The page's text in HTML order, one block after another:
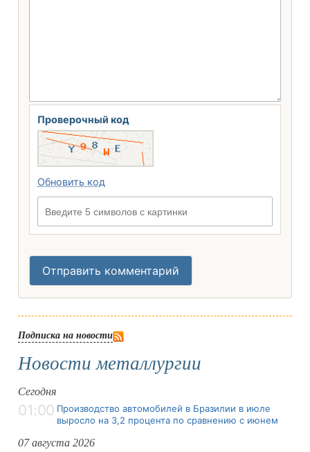
Проверочный код
Обновить код
Отправить комментарий
Подписка на новости
Новости металлургии
Сегодня
01:00 Производство автомобилей в Бразилии в июле
выросло на 3,2 процента по сравнению с июнем
07 августа 2026